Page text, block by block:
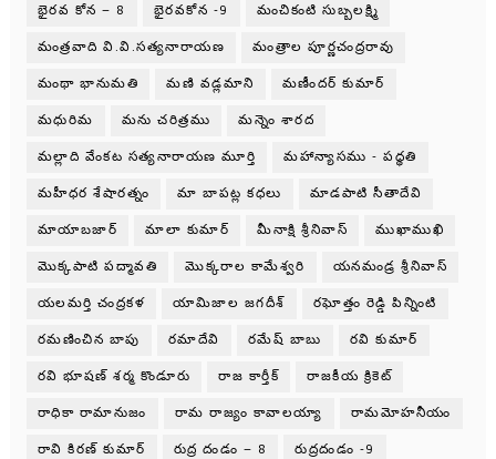
భైరవ కోన – 8 భైరవకోన -9 మంచికంటి సుబ్బలక్ష్మి
మంత్రవాది వి.వి.సత్యనారాయణ మంత్రాల పూర్ణచంద్రరావు
మంథా భానుమతి మణి వడ్లమాని మణీందర్ కుమార్
మధురిమ మను చరిత్రము మన్నెం శారద
మల్లాది వేంకట సత్యనారాయణ మూర్తి మహాన్యాసము - పధ్ధతి
మహీధర శేషారత్నం మా బాపట్ల కధలు మాడపాటి సీతాదేవి
మాయాబజార్ మాలా కుమార్ మీనాక్షి శ్రీనివాస్ ముఖాముఖి
మొక్కపాటి పద్మావతి మొక్కరాల కామేశ్వరి యనమండ్ర శ్రీనివాస్
యలమర్తి చంద్రకళ యామిజాల జగదీశ్ రఘోత్తం రెడ్డి పిన్నింటి
రమణించిన బాపు రమాదేవి రమేష్ బాబు రవి కుమార్
రవి భూషణ్ శర్మ కొండూరు రాజ కార్తీక్ రాజకీయ క్రికెట్
రాధికా రామానుజం రామ రాజ్యం కావాలయ్యా రామమోహనీయం
రావి కిరణ్ కుమార్ రుద్ర దండం – 8 రుద్రదండం -9